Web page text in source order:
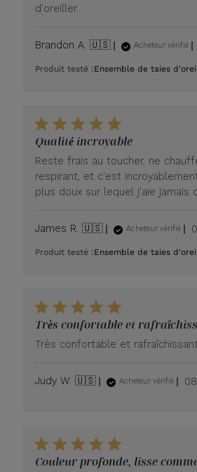
d'oreiller.
Brandon A. 🇺🇸 Acheteur vérifié
Produit testé :Ensemble de taies
Qualité incroyable
Reste frais au toucher, ne
respirant, et c'est
plus doux sur lequel j'aie jamais
James R. 🇺🇸 Acheteur vérifié
Produit testé :Ensemble de taies
Très confortable et
Très confortable et
Judy W. 🇺🇸 Acheteur vérifié
Couleur profonde, lisse